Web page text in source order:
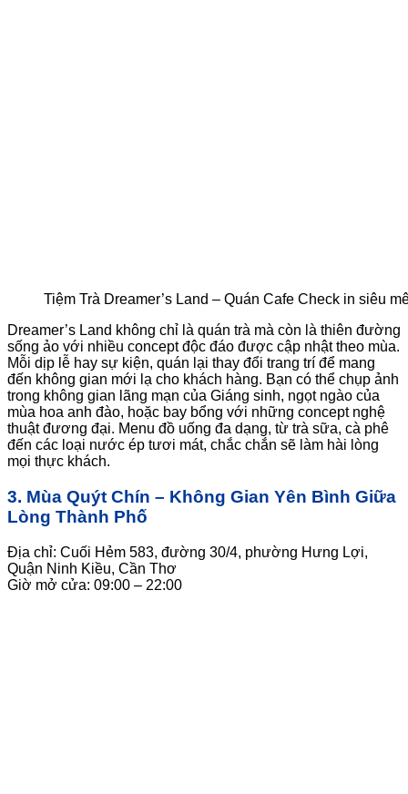
Tiệm Trà Dreamer’s Land – Quán Cafe Check in siêu
Dreamer’s Land không chỉ là quán trà mà còn là thiên đường
sống ảo với nhiều concept độc đáo được cập nhật theo mùa.
Mỗi dịp lễ hay sự kiện, quán lại thay đổi trang trí để mang
đến không gian mới lạ cho khách hàng. Bạn có thể chụp ảnh
trong không gian lãng mạn của Giáng sinh, ngọt ngào của
mùa hoa anh đào, hoặc bay bổng với những concept nghệ
thuật đương đại. Menu đồ uống đa dạng, từ trà sữa, cà phê
đến các loại nước ép tươi mát, chắc chắn sẽ làm hài lòng
mọi thực khách.
3. Mùa Quýt Chín – Không Gian Yên Bình Giữa
Lòng Thành Phố
Địa chỉ: Cuối Hẻm 583, đường 30/4, phường Hưng Lợi,
Quận Ninh Kiều, Cần Thơ
Giờ mở cửa: 09:00 – 22:00